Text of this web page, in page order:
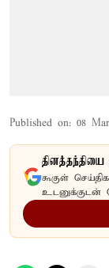
Published on: 08
தினத்தந்தியை
கூகுள்
உடனுக்குடன்